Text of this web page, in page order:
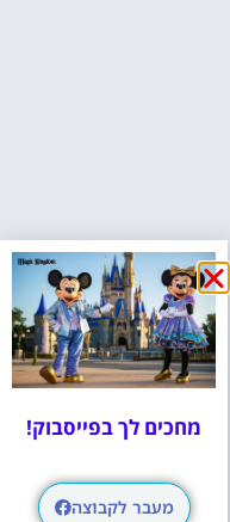
מחכים לך בפייסבוק!
מעבר לקבוצה